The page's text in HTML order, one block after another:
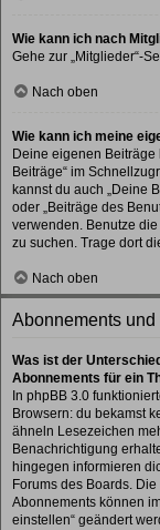
Wie kann ich nach
Gehe zur „Mitglieder“-
Nach oben
Wie kann ich meine
Deine eigenen Beiträge
Beiträge“ im
kannst du auch „Deine
oder „Beiträge des
verwenden. Benutze
zu suchen. Trage dort
Nach oben
Abonnements
Was ist der
Abonnements für ein
In phpBB 3.0
Browsern: du bekamst
ähneln Lesezeichen
Benachrichtigung
hingegen informieren
Forums des Boards.
Abonnements können
einstellen“ geändert